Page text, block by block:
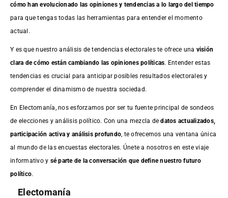
cómo han evolucionado las opiniones y tendencias a lo largo del tiempo
para que tengas todas las herramientas para entender el momento
actual.
Y es que nuestro análisis de tendencias electorales te ofrece una visión
clara de cómo están cambiando las opiniones políticas. Entender estas
tendencias es crucial para anticipar posibles resultados electorales y
comprender el dinamismo de nuestra sociedad.
En Electomanía, nos esforzamos por ser tu fuente principal de sondeos
de elecciones y análisis político. Con una mezcla dedatos actualizados,
participación activa y análisis profundo , te ofrecemos una ventana única
al mundo de las encuestas electorales. Únete a nosotros en este viaje
informativo y sé parte de la conversación que define nuestro futuro
político.
Electomanía